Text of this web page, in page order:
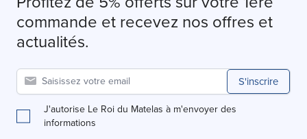
commande et recevez nos offres et
actualités.
S'inscrire
J'autorise Le Roi du Matelas à m'envoyer des
informations